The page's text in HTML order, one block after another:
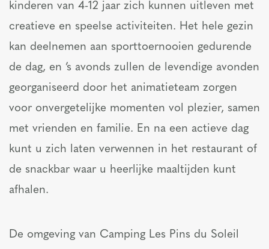
kinderen van 4-12 jaar zich kunnen uitleven met
creatieve en speelse activiteiten. Het hele gezin
kan deelnemen aan sporttoernooien gedurende
de dag, en ’s avonds zullen de levendige avonden
georganiseerd door het animatieteam zorgen
voor onvergetelijke momenten vol plezier, samen
met vrienden en familie. En na een actieve dag
kunt u zich laten verwennen in het restaurant of
de snackbar waar u heerlijke maaltijden kunt
afhalen.
De omgeving van Camping Les Pins du Soleil